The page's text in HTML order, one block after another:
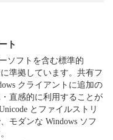
ト
ソフトを含む標準的
準拠しています。共有フ
クライアントに追加の
直感的に利用することが
とファイルストリ
モダンな Windows ソフ